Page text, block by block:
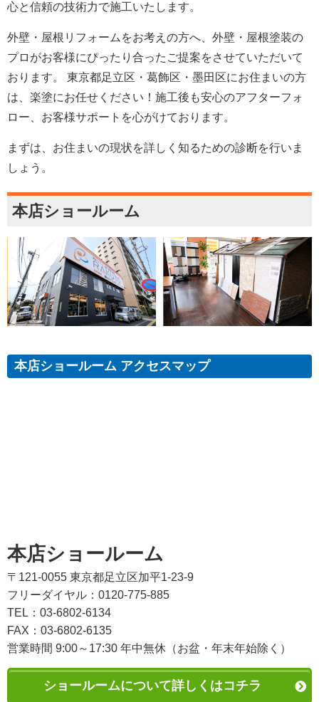
心と信頼の技術力で施工いたします。
外壁・屋根リフォームをお考えの方へ、外壁・屋根塗装の
プロがお客様にぴったり合ったご提案をさせていただいて
おります。 東京都足立区・葛飾区・墨田区にお住まいの方
は、楽塗にお任せください！施工後も安心のアフターフォ
ロー、お客様サポートを心がけております。
まずは、お住まいの現状を詳しく知るための診断を行いま
しょう。
本店ショールーム
本店ショールーム アクセスマップ
本店ショールーム
〒121-0055 東京都足立区加平1-23-9
フリーダイヤル：0120-775-885
TEL：03-6802-6134
FAX：03-6802-6135
営業時間 9:00～17:30 年中無休（お盆・年末年始除く）
ショールームについて詳しくはコチラ